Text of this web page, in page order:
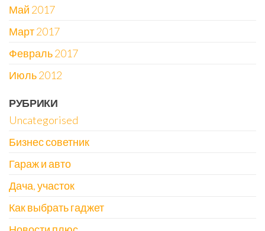
Май 2017
Март 2017
Февраль 2017
Июль 2012
РУБРИКИ
Uncategorised
Бизнес советник
Гараж и авто
Дача, участок
Как выбрать гаджет